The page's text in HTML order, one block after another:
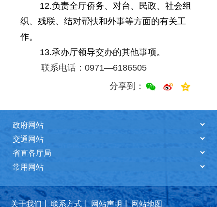
12.负责全厅侨务、对台、民政、社会组
织、残联、结对帮扶和外事等方面的有关工
作。
13.承办厅领导交办的其他事项。
联系电话：0971—6186505
分享到：
关于我们 | 联系方式 | 网站声明 | 网站地图